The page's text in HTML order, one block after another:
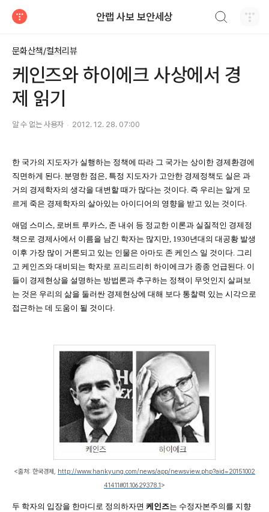
안랩 사보 보안세상
문화산책/컬처리뷰
케인즈와 하이에크 사상에서 경
제 읽기
알 수 없는 사용자 2012. 12. 28. 07:00
한 국가의 지도자가 실행하는 정책에 따라 그 국가는 상이한 경제환경에
직면하게 된다. 분명한 점은, 특정 지도자가 고안한 경제정책도 실은 과
거의 경제학자의 생각을 대변할 때가 많다는 것이다. 즉 우리는 알게 모
르게 죽은 경제학자의 살아있는 아이디어의 영향을 받고 있는 것이다.
애덤 스미스, 로버트 루카스, 존 내쉬 등 정교한 이론과 실질적인 경제정
책으로 경제사에서 이름을 남긴 학자는 많지만, 1930년대의 대공황 발생
이후 가장 많이 거론되고 있는 인물은 아마도 존 케인스 일 것이다. 그리
고 케인즈와 대비되는 학자로 프리드리히 하이에크가 종종 언급된다. 이
들이 경제현상을 설명하는 방법론과 추구하는 정책이 무엇인지 살펴보
는 것은 우리의 삶을 둘러싼 경제현상에 대해 보다 통찰력 있는 시각으로
접근하는 데 도움이 될 것이다.
<출처: 한국경제, http://www.hankyung.com/news/app/newsview.php?aid=20151002
41411#01.10629378.1>
두 학자의 입장을 한마디로 정의하자면 케인즈는 수정자본주의를 지향